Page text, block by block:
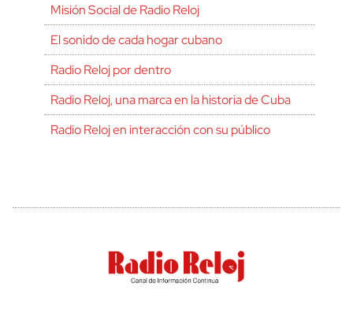
Misión Social de Radio Reloj
El sonido de cada hogar cubano
Radio Reloj por dentro
Radio Reloj, una marca en la historia de Cuba
Radio Reloj en interacción con su público